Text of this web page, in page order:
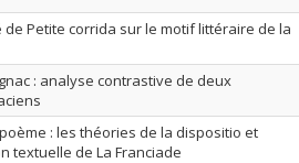
de Petite corrida sur le motif littéraire de la
: analyse contrastive de deux
: les théories de la dispositio et
textuelle de La Franciade